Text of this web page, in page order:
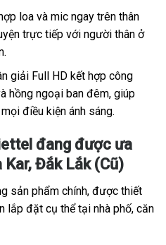
loa và mic ngay trên thân
trực tiếp với người thân ở
giải Full HD kết hợp công
hồng ngoại ban đêm, giúp
điều kiện ánh sáng.
đang được ưa
Kar, Đắk Lắk (Cũ)
sản phẩm chính, được thiết
lắp đặt cụ thể tại nhà phố, căn